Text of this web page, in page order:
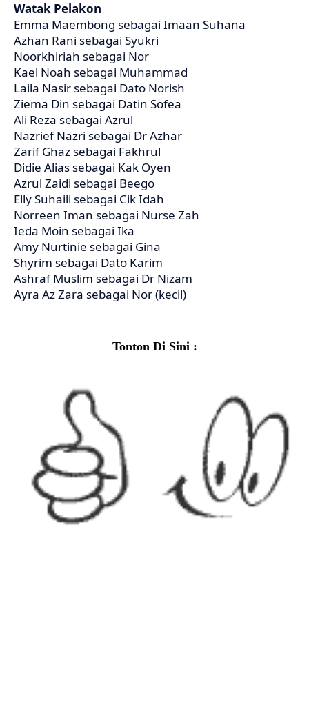
Watak Pelakon
Emma Maembong sebagai Imaan Suhana
Azhan Rani sebagai Syukri
Noorkhiriah sebagai Nor
Kael Noah sebagai Muhammad
Laila Nasir sebagai Dato Norish
Ziema Din sebagai Datin Sofea
Ali Reza sebagai Azrul
Nazrief Nazri sebagai Dr Azhar
Zarif Ghaz sebagai Fakhrul
Didie Alias sebagai Kak Oyen
Azrul Zaidi sebagai Beego
Elly Suhaili sebagai Cik Idah
Norreen Iman sebagai Nurse Zah
Ieda Moin sebagai Ika
Amy Nurtinie sebagai Gina
Shyrim sebagai Dato Karim
Ashraf Muslim sebagai Dr Nizam
Ayra Az Zara sebagai Nor (kecil)
Tonton Di Sini :